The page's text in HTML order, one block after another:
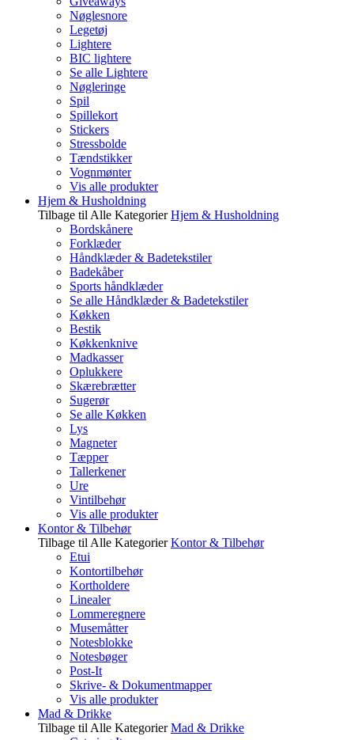
Nøglesnore
Legetøj
Lightere
BIC lightere
Se alle Lightere
Nøgleringe
Spil
Spillekort
Stickers
Stressbolde
Tændstikker
Vognmønter
Vis alle produkter
Hjem & Husholdning
Tilbage til Alle Kategorier Hjem & Husholdning
Bordskånere
Forklæder
Håndklæder & Badetekstiler
Badekåber
Sports håndklæder
Se alle Håndklæder & Badetekstiler
Køkken
Bestik
Køkkenknive
Madkasser
Oplukkere
Skærebrætter
Sugerør
Se alle Køkken
Lys
Magneter
Tæpper
Tallerkener
Ure
Vintilbehør
Vis alle produkter
Kontor & Tilbehør
Tilbage til Alle Kategorier Kontor & Tilbehør
Etui
Kontortilbehør
Kortholdere
Linealer
Lommeregnere
Musemåtter
Notesblokke
Notesbøger
Post-It
Skrive- & Dokumentmapper
Vis alle produkter
Mad & Drikke
Tilbage til Alle Kategorier Mad & Drikke